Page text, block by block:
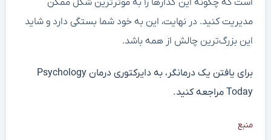
مدیریت کنید. در نهایت، این به خود شما بستگی دارد و شاید
این بزرگ‌ترین چالش از همه باشد.
برای یافتن یک درمانگر، به دایرکتوری درمان Psychology
Today مراجعه کنید.
منبع